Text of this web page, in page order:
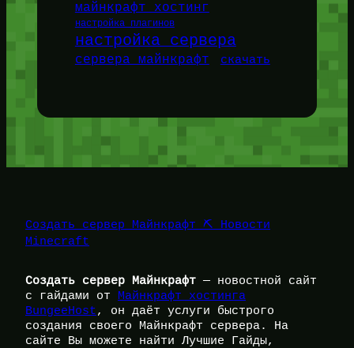
майнкрафт хостинг
настройка плагинов
настройка сервера
сервера майнкрафт скачать
Создать сервер Майнкрафт ⛏️ Новости
Minecraft
Создать сервер Майнкрафт — новостной сайт
с гайдами от Майнкрафт хостинга
BungeeHost, он даёт услуги быстрого
создания своего Майнкрафт сервера. На
сайте Вы можете найти Лучшие Гайды,